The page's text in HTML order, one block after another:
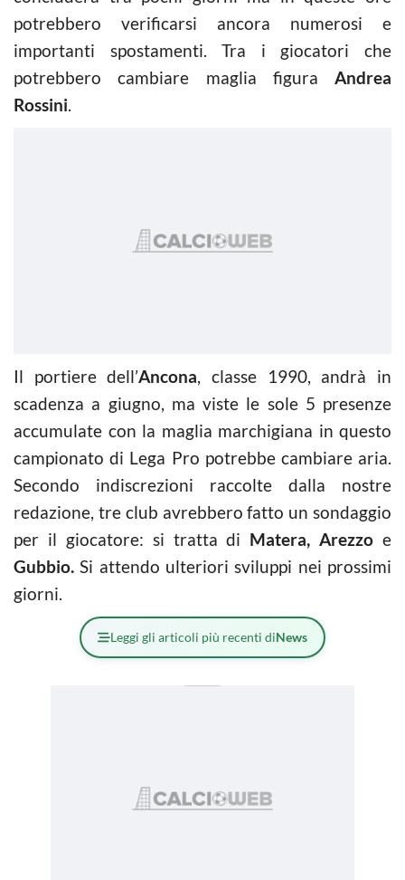
potrebbero verificarsi ancora numerosi e
importanti spostamenti. Tra i giocatori che
potrebbero cambiare maglia figura Andrea
Rossini.
Il portiere dell’Ancona, classe 1990, andrà in
scadenza a giugno, ma viste le sole 5 presenze
accumulate con la maglia marchigiana in questo
campionato di Lega Pro potrebbe cambiare aria.
Secondo indiscrezioni raccolte dalla nostre
redazione, tre club avrebbero fatto un sondaggio
per il giocatore: si tratta di Matera, Arezzo e
Gubbio. Si attendo ulteriori sviluppi nei prossimi
giorni.
Leggi gli articoli più recenti diNews